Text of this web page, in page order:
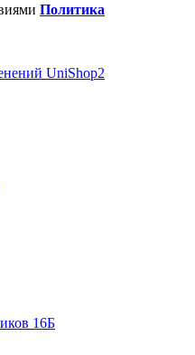
Политика
UniShop2
16Б